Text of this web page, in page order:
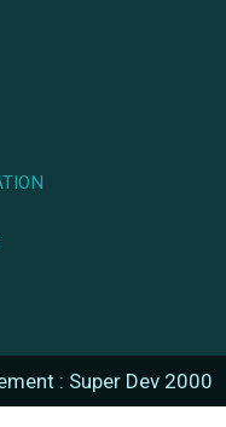
: Super Dev 2000